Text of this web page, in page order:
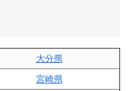
大分県
宮崎県